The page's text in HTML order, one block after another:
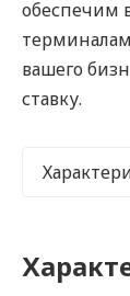
обеспечим
вашего
ставку.